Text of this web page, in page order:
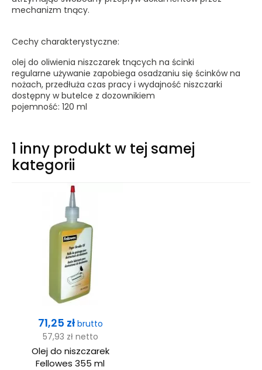
mechanizm tnący.
Cechy charakterystyczne:
olej do oliwienia niszczarek tnących na ścinki
regularne używanie zapobiega osadzaniu się ścinków na
nożach, przedłuża czas pracy i wydajność niszczarki
dostępny w butelce z dozownikiem
pojemność: 120 ml
1 inny produkt w tej samej
kategorii
Cena
71,25 zł brutto
57,93 zł netto
Olej do niszczarek
Fellowes 355 ml